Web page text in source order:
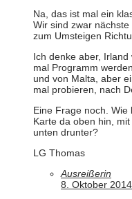
Na, das ist mal ein
Wir sind zwar
zum Umsteigen
Ich denke aber,
mal Programm
und von Malta, aber
mal probieren, nach
Eine Frage noch.
Karte da oben hin,
unten drunter?
LG Thomas
Ausreißerin
8. Oktober